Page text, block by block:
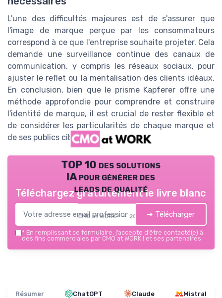
L'une des difficultés majeures est de s'assurer que
l'image de marque perçue par les consommateurs
correspond à ce que l'entreprise souhaite projeter. Cela
demande une surveillance continue des canaux de
communication, y compris les réseaux sociaux, pour
ajuster le reflet ou la mentalisation des clients idéaux.
En conclusion, bien que le prisme Kapferer offre une
méthode approfondie pour comprendre et construire
l'identité de marque, il est crucial de rester flexible et
de considérer les particularités de chaque marque et
de ses publics cibles.
TOP 10 des solutions
IA pour générer des
leads de qualité
CMO at WORK ! — 2026
Téléchargez gratuitement le livre blanc
➔ Télécharger
* En remplissant ce formulaire, j’accepte d’être contacté(e) à
des fins commerciales par CMO at WORK ! et ses partenaires.
Résumer ChatGPT Claude Mistral